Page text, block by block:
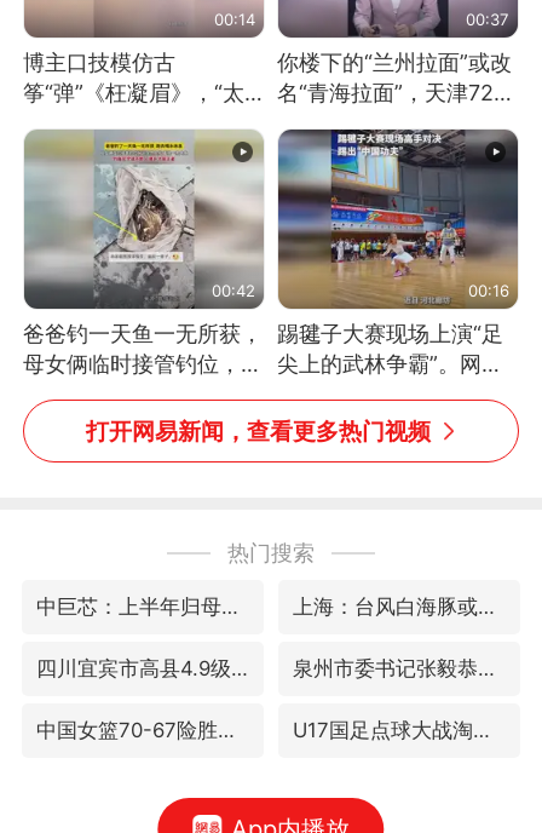
00:14
博主口技模仿古
筝“弹”《枉凝眉》，“太
像了～你是吃古筝长大的
吗？”“或将成为首位考级
不带古筝的选手。”（来
源：新华每日电讯）
00:37
你楼下的“兰州拉面”或改
名“青海拉面”，天津72家
面馆已集体更换招牌
00:42
爸爸钓一天鱼一无所获，
母女俩临时接管钓位，用
玩具鱼竿钓上大鱼
00:16
踢毽子大赛现场上演“足
尖上的武林争霸”。网
友：这哪是踢毽子，分明
是武侠片现场！#睡个好
打开网易新闻，查看更多热门视频
热门搜索
中巨芯：上半年归母净利润1405.77万元 上海：台风白海豚或将带来龙卷风
四川宜宾市高县4.9级地震致1人死亡 泉州市委书记张毅恭被查
中国女篮70-67险胜尼日利亚女篮 U17国足点球大战淘汰河床晋级决赛